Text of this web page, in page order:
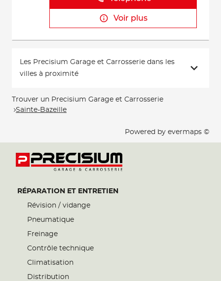
Voir plus
Les Precisium Garage et Carrosserie dans les
villes à proximité
Trouver un Precisium Garage et Carrosserie
Sainte-Bazeille
Powered by evermaps ©
RÉPARATION ET ENTRETIEN
Révision / vidange
Pneumatique
Freinage
Contrôle technique
Climatisation
Distribution